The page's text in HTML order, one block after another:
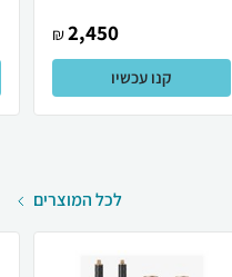
2,450
₪
קנו עכשיו
לכל המוצרים